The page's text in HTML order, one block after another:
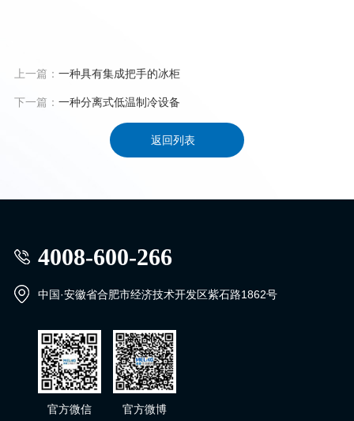
上一篇： 一种具有集成把手的冰柜
下一篇： 一种分离式低温制冷设备
返回列表
4008-600-266
中国·安徽省合肥市经济技术开发区紫石路1862号
官方微信 官方微博